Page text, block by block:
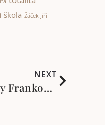
škola Žáček Jiří
NEXT
Padavka je bezva pes. Kniha populární Hermíny Frankové podle neexistujících kreseb Francise Barrauda